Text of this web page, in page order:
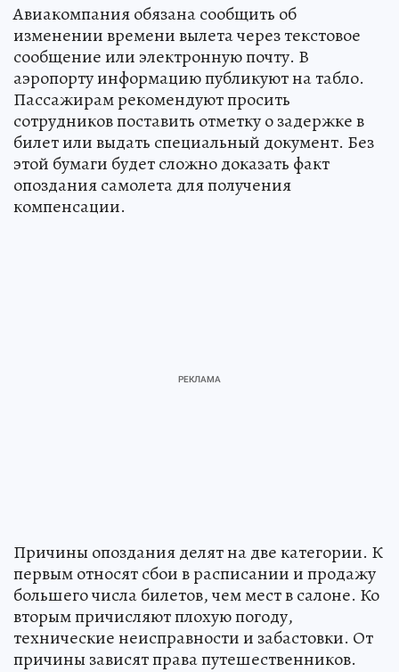
Авиакомпания обязана сообщить об
изменении времени вылета через текстовое
сообщение или электронную почту. В
аэропорту информацию публикуют на табло.
Пассажирам рекомендуют просить
сотрудников поставить отметку о задержке в
билет или выдать специальный документ. Без
этой бумаги будет сложно доказать факт
опоздания самолета для получения
компенсации.
Причины опоздания делят на две категории. К
первым относят сбои в расписании и продажу
большего числа билетов, чем мест в салоне. Ко
вторым причисляют плохую погоду,
технические неисправности и забастовки. От
причины зависят права путешественников.